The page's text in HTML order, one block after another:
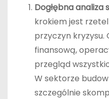
Dogłębna analiza
krokiem jest
przyczyn kryzysu.
finansową,
przegląd
W sektorze
szczególnie